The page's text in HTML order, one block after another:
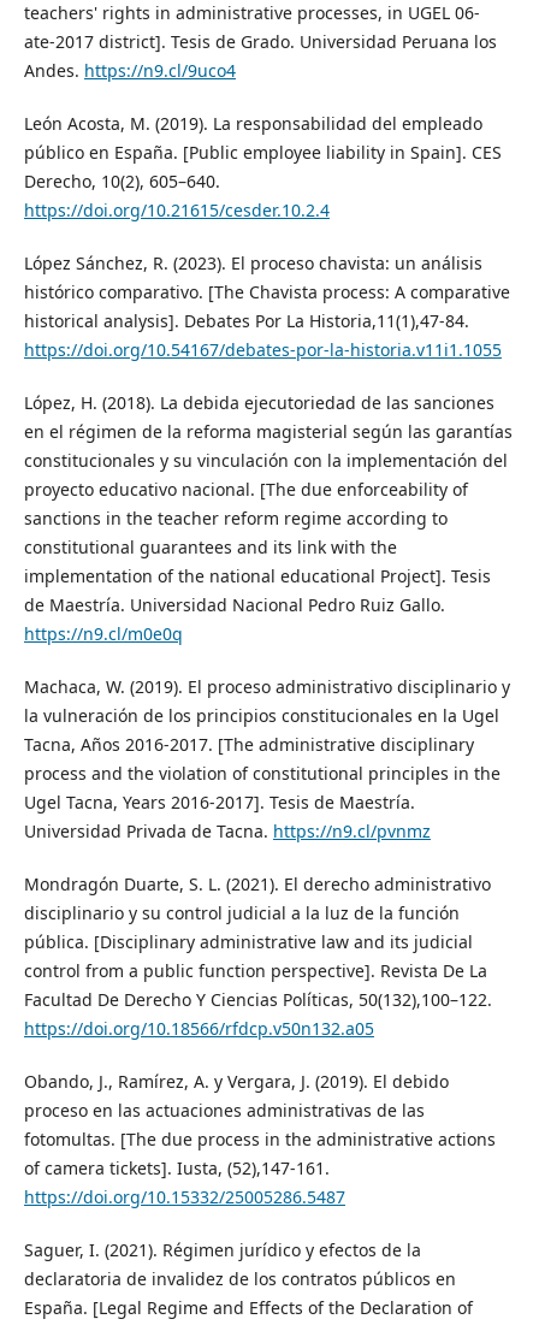
teachers' rights in administrative processes, in UGEL 06-
ate-2017 district]. Tesis de Grado. Universidad Peruana los
Andes. https://n9.cl/9uco4
León Acosta, M. (2019). La responsabilidad del empleado
público en España. [Public employee liability in Spain]. CES
Derecho, 10(2), 605–640.
https://doi.org/10.21615/cesder.10.2.4
López Sánchez, R. (2023). El proceso chavista: un análisis
histórico comparativo. [The Chavista process: A comparative
historical analysis]. Debates Por La Historia,11(1),47-84.
https://doi.org/10.54167/debates-por-la-historia.v11i1.1055
López, H. (2018). La debida ejecutoriedad de las sanciones
en el régimen de la reforma magisterial según las garantías
constitucionales y su vinculación con la implementación del
proyecto educativo nacional. [The due enforceability of
sanctions in the teacher reform regime according to
constitutional guarantees and its link with the
implementation of the national educational Project]. Tesis
de Maestría. Universidad Nacional Pedro Ruiz Gallo.
https://n9.cl/m0e0q
Machaca, W. (2019). El proceso administrativo disciplinario y
la vulneración de los principios constitucionales en la Ugel
Tacna, Años 2016-2017. [The administrative disciplinary
process and the violation of constitutional principles in the
Ugel Tacna, Years 2016-2017]. Tesis de Maestría.
Universidad Privada de Tacna. https://n9.cl/pvnmz
Mondragón Duarte, S. L. (2021). El derecho administrativo
disciplinario y su control judicial a la luz de la función
pública. [Disciplinary administrative law and its judicial
control from a public function perspective]. Revista De La
Facultad De Derecho Y Ciencias Políticas, 50(132),100–122.
https://doi.org/10.18566/rfdcp.v50n132.a05
Obando, J., Ramírez, A. y Vergara, J. (2019). El debido
proceso en las actuaciones administrativas de las
fotomultas. [The due process in the administrative actions
of camera tickets]. Iusta, (52),147-161.
https://doi.org/10.15332/25005286.5487
Saguer, I. (2021). Régimen jurídico y efectos de la
declaratoria de invalidez de los contratos públicos en
España. [Legal Regime and Effects of the Declaration of